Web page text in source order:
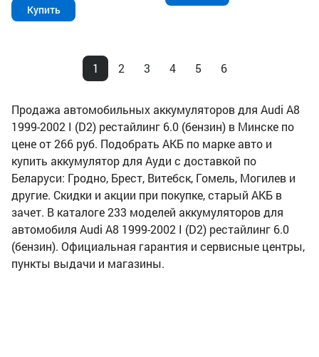
Купить
1 2 3 4 5 6
Продажа автомобильных аккумуляторов для Audi A8
1999-2002 I (D2) рестайлинг 6.0 (бензин) в Минске по
цене от 266 руб. Подобрать АКБ по марке авто и
купить аккумулятор для Ауди с доставкой по
Беларуси: Гродно, Брест, Витебск, Гомель, Могилев и
другие. Скидки и акции при покупке, старый АКБ в
зачет. В каталоге 233 моделей аккумуляторов для
автомобиля Audi A8 1999-2002 I (D2) рестайлинг 6.0
(бензин). Официальная гарантия и сервисные центры,
пункты выдачи и магазины.